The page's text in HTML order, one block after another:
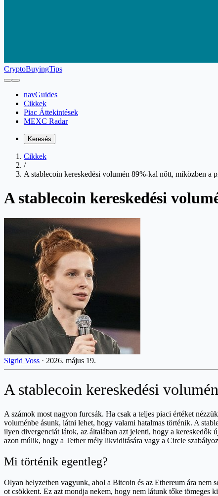
CryptoBuyingTips
navGuides
Cikkek
Piac Áttekintések
MEXC Radar
Keresés
Cikkek
/
A stablecoin kereskedési volumén 89%-kal nőtt, miközben a
A stablecoin kereskedési
Sigrid Voss · 2026. május 19.
A stablecoin kereskedési
A számok most nagyon furcsák. Ha csak a teljes piaci értéket
voluménbe ásunk, látni lehet, hogy valami hatalmas történik. A
ilyen divergenciát látok, az általában azt jelenti, hogy a kereskedők
azon múlik, hogy a Tether mély likviditására vagy a Circle
Mi történik egentleg?
Olyan helyzetben vagyunk, ahol a Bitcoin és az Ethereum ára nem
ot csökkent. Ez azt mondja nekem, hogy nem látunk tőke tömeges